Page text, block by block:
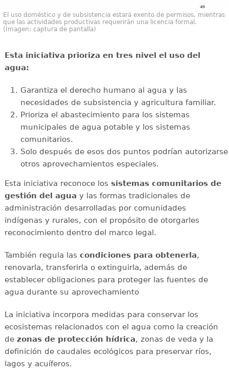
El uso doméstico y de subsistencia estará exento de permisos, mientras
que las actividades productivas requerirán una licencia formal.
(Imagen: captura de pantalla)
Esta iniciativa prioriza en tres nivel el uso del
agua:
Garantiza el derecho humano al agua y las
necesidades de subsistencia y agricultura familiar.
Prioriza el abastecimiento para los sistemas
municipales de agua potable y los sistemas
comunitarios.
Solo después de esos dos puntos podrían autorizarse
otros aprovechamientos especiales.
Esta iniciativa reconoce los sistemas comunitarios de
gestión del agua y las formas tradicionales de
administración desarrolladas por comunidades
indígenas y rurales, con el propósito de otorgarles
reconocimiento dentro del marco legal.
También regula las condiciones para obtenerla,
renovarla, transferirla o extinguirla, además de
establecer obligaciones para proteger las fuentes de
agua durante su aprovechamiento
La iniciativa incorpora medidas para conservar los
ecosistemas relacionados con el agua como la creación
de zonas de protección hídrica, zonas de veda y la
definición de caudales ecológicos para preservar ríos,
lagos y acuíferos.